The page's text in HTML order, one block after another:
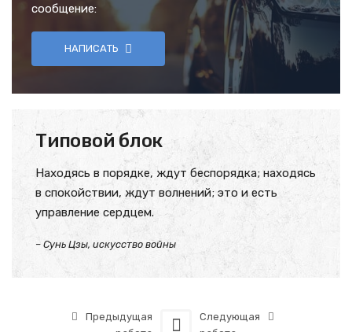
сообщение:
НАПИСАТЬ
Типовой блок
Находясь в порядке, ждут беспорядка; находясь
в спокойствии, ждут волнений; это и есть
управление сердцем.
– Сунь Цзы, искусство войны
Предыдущая
Следующая